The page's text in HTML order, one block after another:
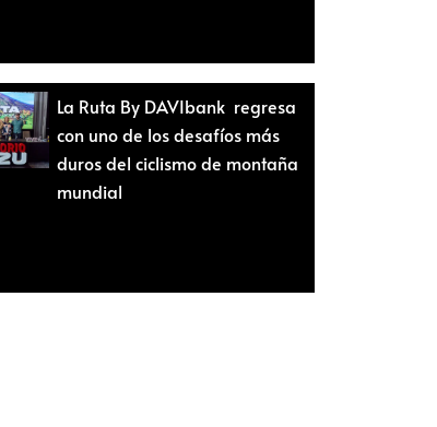
La Ruta By DAVIbank regresa
con uno de los desafíos más
duros del ciclismo de montaña
mundial